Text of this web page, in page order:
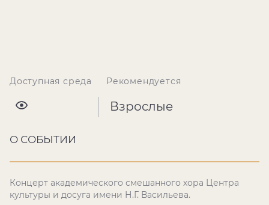
Доступная среда Рекомендуется
Взрослые
О СОБЫТИИ
Концерт академического смешанного хора Центра
культуры и досуга имени Н.Г. Васильева.